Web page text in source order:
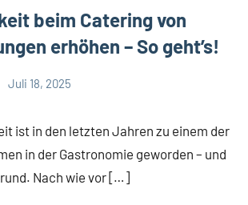
beim Catering von
erhöhen – So geht’s!
Juli 18, 2025
ist in den letzten Jahren zu einem der
in der Gastronomie geworden – und
Nach wie vor […]